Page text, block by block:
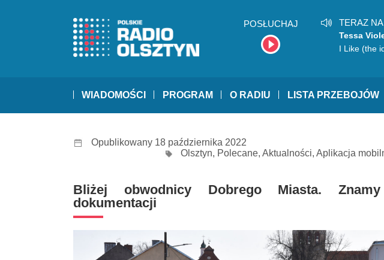
POSŁUCHAJ TERAZ
Tessa
I Like (the
WIADOMOŚCI PROGRAM O RADIU LISTA PRZEBOJÓW
Opublikowany 18 października 2022
Olsztyn, Polecane, Aktualności, Aplikacja
Bliżej obwodnicy Dobrego Miasta. Znamy
dokumentacji